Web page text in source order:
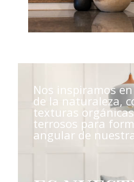
Nos inspiramos
de la naturaleza,
texturas
terrosos para
angular de